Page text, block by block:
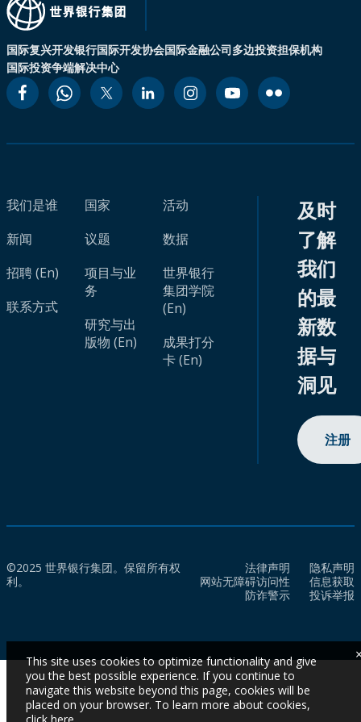
国际复兴开发银行国际开发协会国际金融公司多边投资担保机构
国际投资争端解决中心
我们是谁
新闻
招聘 (En)
联系方式
国家
议题
项目与业
务
研究与出
版物 (En)
活动
数据
世界银行
集团学院
(En)
成果打分
卡 (En)
及时
了解
我们
的最
新数
据与
洞见
注册
©2025 世界银行集团。保留所有权
利。
法律声明
隐私声明
网站无障碍访问性
信息获取
防诈警示
投诉举报
This site uses cookies to optimize functionality and give
you the best possible experience. If you continue to
navigate this website beyond this page, cookies will be
placed on your browser. To learn more about cookies,